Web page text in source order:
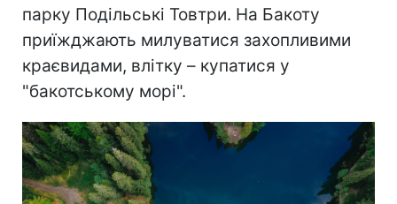
парку Подільські Товтри. На Бакоту
приїжджають милуватися захопливими
краєвидами, влітку – купатися у
"бакотському морі".